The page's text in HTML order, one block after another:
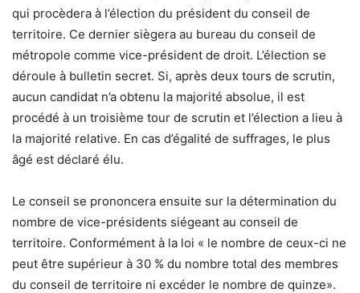
qui procèdera à l’élection du président du conseil de
territoire. Ce dernier siègera au bureau du conseil de
métropole comme vice-président de droit. L’élection se
déroule à bulletin secret. Si, après deux tours de scrutin,
aucun candidat n’a obtenu la majorité absolue, il est
procédé à un troisième tour de scrutin et l’élection a lieu à
la majorité relative. En cas d’égalité de suffrages, le plus
âgé est déclaré élu.
Le conseil se prononcera ensuite sur la détermination du
nombre de vice-présidents siégeant au conseil de
territoire. Conformément à la loi « le nombre de ceux-ci ne
peut être supérieur à 30 % du nombre total des membres
du conseil de territoire ni excéder le nombre de quinze».